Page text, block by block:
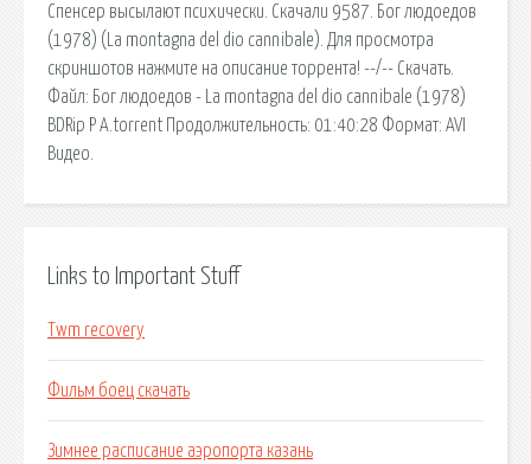
Спенсер высылают психически. Скачали 9587. Бог людоедов
(1978) (La montagna del dio cannibale). Для просмотра
скриншотов нажмите на описание торрента! --/-- Скачать.
Файл: Бог людоедов - La montagna del dio cannibale (1978)
BDRip P A.torrent Продолжительность: 01:40:28 Формат: AVI
Видео.
Links to Important Stuff
Twm recovery
Фильм боец скачать
Зимнее расписание аэропорта казань